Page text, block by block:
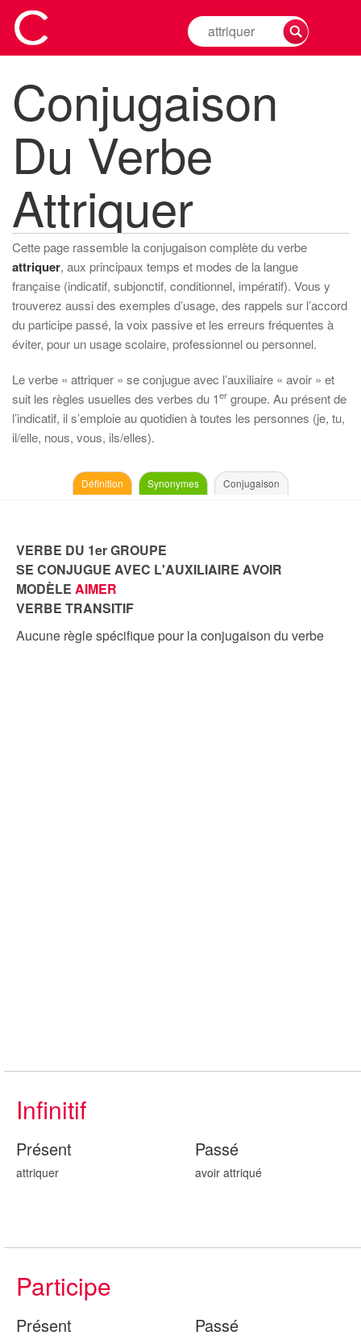
Rechercher
la
d'un
verbe
Conjugaison
Du Verbe
Attriquer
Cette page rassemble la conjugaison complète du verbe
attriquer, aux principaux temps et modes de la langue
française (indicatif, subjonctif, conditionnel, impératif). Vous y
trouverez aussi des exemples d’usage, des rappels sur l’accord
du participe passé, la voix passive et les erreurs fréquentes à
éviter, pour un usage scolaire, professionnel ou personnel.
Le verbe « attriquer » se conjugue avec l’auxiliaire « avoir » et
suit les règles usuelles des verbes du 1er groupe. Au présent de
l’indicatif, il s’emploie au quotidien à toutes les personnes (je, tu,
il/elle, nous, vous, ils/elles).
Définition Synonymes Conjugaison
VERBE DU 1er GROUPE
SE CONJUGUE AVEC L'AUXILIAIRE AVOIR
MODÈLE AIMER
VERBE TRANSITIF
Aucune règle spécifique pour la conjugaison du verbe
Infinitif
Présent
attriquer
Passé
avoir attriqué
Participe
Présent Passé